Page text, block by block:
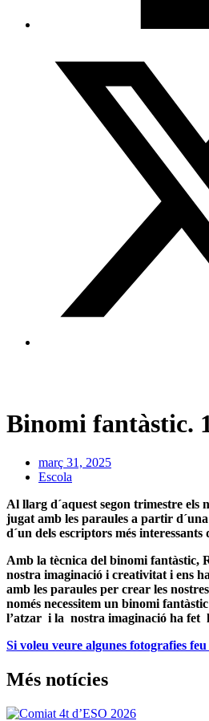
Binomi fantàstic.
març 31, 2025
Escola
Al llarg d´aquest segon trimestre els
jugat amb les paraules a partir
d´un dels escriptors més
Amb la tècnica del binomi fantàstic,
nostra imaginació i creativitat i ens
amb les paraules per crear les
només necessitem un binomi
l’atzar i la nostra imaginació ha fet
Si voleu veure algunes fotografies
Més notícies